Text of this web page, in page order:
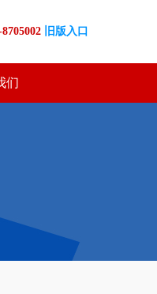
旧版入口
们